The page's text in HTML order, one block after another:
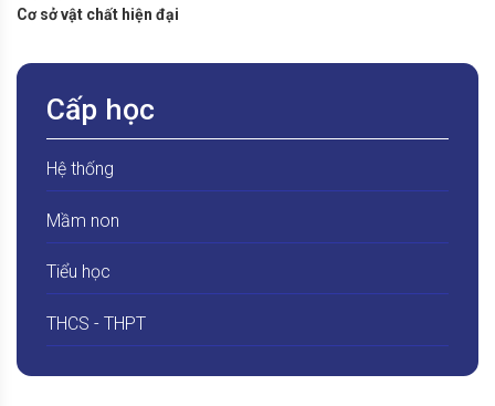
Cơ sở vật chất hiện đại
Cấp học
Hệ thống
Mầm non
Tiểu học
THCS - THPT